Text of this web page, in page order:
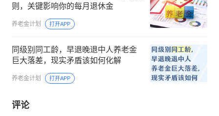
则，关键影响你的每月退休金
养老金计划 打开APP
同级别同工龄，早退晚退中人养老金
巨大落差，现实矛盾该如何化解
养老金计划 打开APP
评论